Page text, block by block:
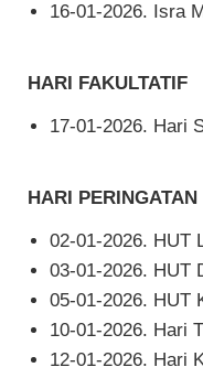
16-01-2026. Isra
HARI FAKULTATIF
17-01-2026. Hari
HARI PERINGATAN
02-01-2026. HUT
03-01-2026. HUT
05-01-2026. HUT
10-01-2026. Hari
12-01-2026. Hari